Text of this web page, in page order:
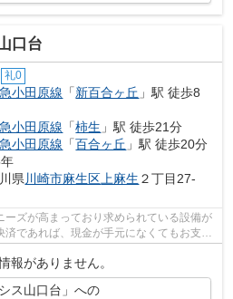
口台
礼0
小田原線 「新百合ヶ丘 」駅 徒歩8
小田原線 「柿生 」駅 徒歩21分
小田原線 「百合ヶ丘 」駅 徒歩20分
県 川崎市麻生区 上麻生 ２丁目27-
ーズが高まっており求められている設備が
であれば、現金が手元になくてもお支払
報がありません。
シス山口台」への